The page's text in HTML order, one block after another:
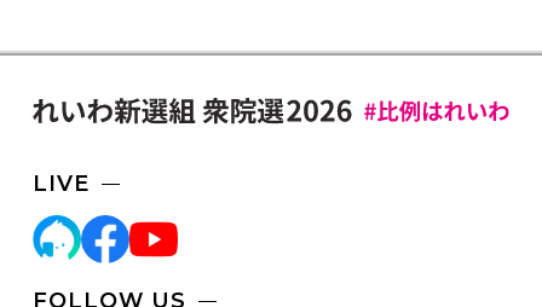
LIVE
FOLLOW US